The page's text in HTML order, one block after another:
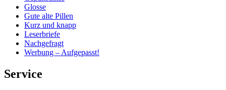
Glosse
Gute alte Pillen
Kurz und knapp
Leserbriefe
Nachgefragt
Werbung – Aufgepasst!
Service